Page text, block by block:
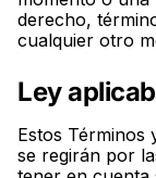
derecho,
cualquier otro
Ley
Estos Términos
se regirán por